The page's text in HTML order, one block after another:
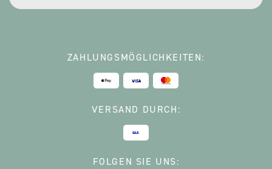
ZAHLUNGSMÖGLICHKEITEN:
VERSAND DURCH:
FOLGEN SIE UNS: